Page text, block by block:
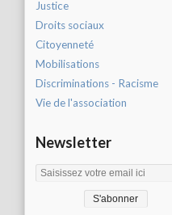
Justice
Droits sociaux
Citoyenneté
Mobilisations
Discriminations - Racisme
Vie de l'association
Newsletter